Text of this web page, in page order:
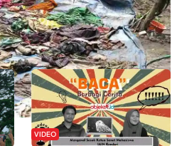
Butuhkan Air Bersih
VIDEO